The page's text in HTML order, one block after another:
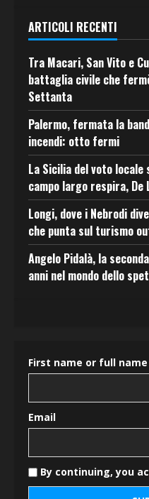
ARTICOLI RECENTI
Tra Macari, San Vito e
battaglia civile che
Settanta
Palermo, fermata la
incendi: otto fermi
La Sicilia del voto
campo largo respira,
Longi, dove i Nebrodi
che punta sul turismo
Angelo Pidalà, la
anni nel mondo dello
First name or full name
Email
By continuing, you